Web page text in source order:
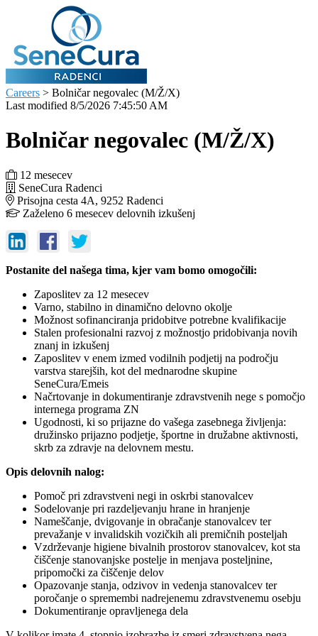
Careers > Bolničar negovalec (M/Ž/X)
Last modified 8/5/2026 7:45:50 AM
Bolničar negovalec (M/Ž/X)
12 mesecev
SeneCura Radenci
Prisojna cesta 4A, 9252 Radenci
Zaželeno 6 mesecev delovnih izkušenj
Postanite del našega tima, kjer vam bomo omogočili:
Zaposlitev za 12 mesecev
Varno, stabilno in dinamično delovno okolje
Možnost sofinanciranja pridobitve potrebne kvalifikacije
Stalen profesionalni razvoj z možnostjo pridobivanja novih
znanj in izkušenj
Zaposlitev v enem izmed vodilnih podjetij na področju
varstva starejših, kot del mednarodne skupine
SeneCura/Emeis
Načrtovanje in dokumentiranje zdravstvenih nege s pomočjo
internega programa ZN
Ugodnosti, ki so prijazne do vašega zasebnega življenja:
družinsko prijazno podjetje, športne in družabne aktivnosti,
skrb za zdravje na delovnem mestu.
Opis delovnih nalog:
Pomoč pri zdravstveni negi in oskrbi stanovalcev
Sodelovanje pri razdeljevanju hrane in hranjenje
Nameščanje, dvigovanje in obračanje stanovalcev ter
prevažanje v invalidskih vozičkih ali premičnih posteljah
Vzdrževanje higiene bivalnih prostorov stanovalcev, kot sta
čiščenje stanovanjske postelje in menjava posteljnine,
pripomočki za čiščenje delov
Opazovanje stanja, odzivov in vedenja stanovalcev ter
poročanje o spremembi nadrejenemu zdravstvenemu osebju
Dokumentiranje opravljenega dela